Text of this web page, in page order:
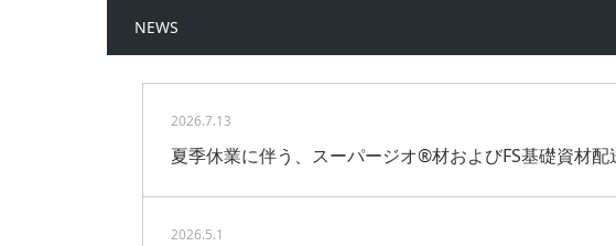
NEWS
2026.7.13
夏季休業に伴う、スーパージオ®材およびFS基礎資材
2026.5.1